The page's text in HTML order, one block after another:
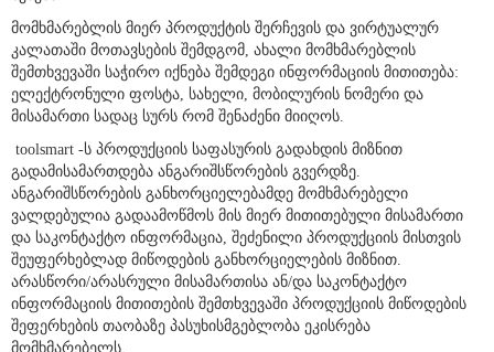
შეძენა
მომხმარებლის მიერ პროდუქტის შერჩევის და ვირტუალურ
კალათაში მოთავსების შემდგომ, ახალი მომხმარებლის
შემთხვევაში საჭირო იქნება შემდეგი ინფორმაციის მითითება:
ელექტრონული ფოსტა, სახელი, მობილურის ნომერი და
მისამართი სადაც სურს რომ შენაძენი მიიღოს.
toolsmart -ს პროდუქციის საფასურის გადახდის მიზნით
გადამისამართდება ანგარიშსწორების გვერდზე.
ანგარიშსწორების განხორციელებამდე მომხმარებელი
ვალდებულია გადაამოწმოს მის მიერ მითითებული მისამართი
და საკონტაქტო ინფორმაცია, შეძენილი პროდუქციის მისთვის
შეუფერხებლად მიწოდების განხორციელების მიზნით.
არასწორი/არასრული მისამართისა ან/და საკონტაქტო
ინფორმაციის მითითების შემთხვევაში პროდუქციის მიწოდების
შეფერხების თაობაზე პასუხისმგებლობა ეკისრება